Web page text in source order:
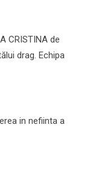
CRISTINA de
drag. Echipa
in nefiinta a